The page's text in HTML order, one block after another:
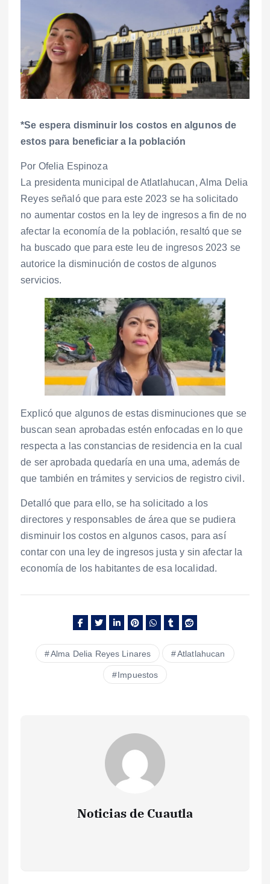
*Se espera disminuir los costos en algunos de
estos para beneficiar a la población
Por Ofelia Espinoza
La presidenta municipal de Atlatlahucan, Alma Delia
Reyes señaló que para este 2023 se ha solicitado
no aumentar costos en la ley de ingresos a fin de no
afectar la economía de la población, resaltó que se
ha buscado que para este leu de ingresos 2023 se
autorice la disminución de costos de algunos
servicios.
Explicó que algunos de estas disminuciones que se
buscan sean aprobadas estén enfocadas en lo que
respecta a las constancias de residencia en la cual
de ser aprobada quedaría en una uma, además de
que también en trámites y servicios de registro civil.
Detalló que para ello, se ha solicitado a los
directores y responsables de área que se pudiera
disminuir los costos en algunos casos, para así
contar con una ley de ingresos justa y sin afectar la
economía de los habitantes de esa localidad.
Alma Delia Reyes Linares Atlatlahucan
Impuestos
Noticias de Cuautla